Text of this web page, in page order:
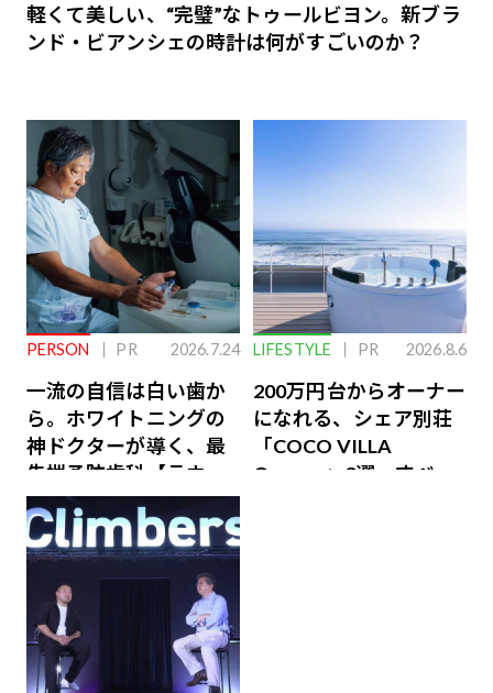
軽くて美しい、“完璧”なトゥールビヨン。新ブラ
ンド・ビアンシェの時計は何がすごいのか？
PERSON PR 2026.7.24
一流の自信は白い歯か
ら。ホワイトニングの
神ドクターが導く、最
先端予防歯科【ラウン
ジ会員特典あり】
LIFESTYLE PR 2026.8.6
200万円台からオーナー
になれる、シェア別荘
「COCO VILLA
Owners」3選。すべて